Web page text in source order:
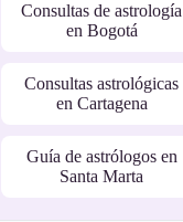
Consultas de astrología
en Bogotá
Consultas astrológicas
en Cartagena
Guía de astrólogos en
Santa Marta